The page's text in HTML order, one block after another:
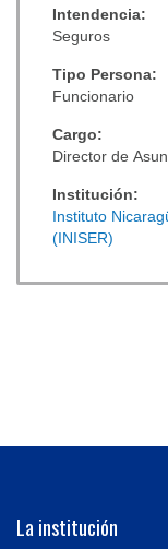
Intendencia:
Seguros
Tipo Persona:
Funcionario
Cargo:
Director de
Institución:
Instituto
(INISER)
La institución